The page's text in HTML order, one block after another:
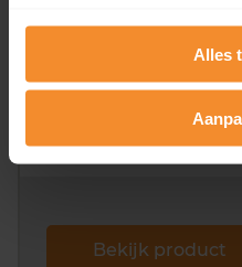
Alles
Kadastrale kaart
Alleen globale ligging
omliggende percelen
Bekijk product